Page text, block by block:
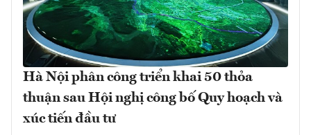
Hà Nội phân công triển khai 50 thỏa
thuận sau Hội nghị công bố Quy hoạch và
xúc tiến đầu tư